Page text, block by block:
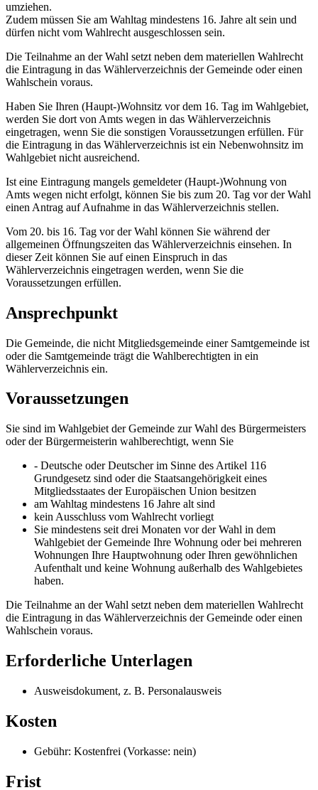
umziehen.
Zudem müssen Sie am Wahltag mindestens 16. Jahre alt sein und
dürfen nicht vom Wahlrecht ausgeschlossen sein.
Die Teilnahme an der Wahl setzt neben dem materiellen Wahlrecht
die Eintragung in das Wählerverzeichnis der Gemeinde oder einen
Wahlschein voraus.
Haben Sie Ihren (Haupt-)Wohnsitz vor dem 16. Tag im Wahlgebiet,
werden Sie dort von Amts wegen in das Wählerverzeichnis
eingetragen, wenn Sie die sonstigen Voraussetzungen erfüllen. Für
die Eintragung in das Wählerverzeichnis ist ein Nebenwohnsitz im
Wahlgebiet nicht ausreichend.
Ist eine Eintragung mangels gemeldeter (Haupt-)Wohnung von
Amts wegen nicht erfolgt, können Sie bis zum 20. Tag vor der Wahl
einen Antrag auf Aufnahme in das Wählerverzeichnis stellen.
Vom 20. bis 16. Tag vor der Wahl können Sie während der
allgemeinen Öffnungszeiten das Wählerverzeichnis einsehen. In
dieser Zeit können Sie auf einen Einspruch in das
Wählerverzeichnis eingetragen werden, wenn Sie die
Voraussetzungen erfüllen.
Ansprechpunkt
Die Gemeinde, die nicht Mitgliedsgemeinde einer Samtgemeinde ist
oder die Samtgemeinde trägt die Wahlberechtigten in ein
Wählerverzeichnis ein.
Voraussetzungen
Sie sind im Wahlgebiet der Gemeinde zur Wahl des Bürgermeisters
oder der Bürgermeisterin wahlberechtigt, wenn Sie
- Deutsche oder Deutscher im Sinne des Artikel 116
Grundgesetz sind oder die Staatsangehörigkeit eines
Mitgliedsstaates der Europäischen Union besitzen
am Wahltag mindestens 16 Jahre alt sind
kein Ausschluss vom Wahlrecht vorliegt
Sie mindestens seit drei Monaten vor der Wahl in dem
Wahlgebiet der Gemeinde Ihre Wohnung oder bei mehreren
Wohnungen Ihre Hauptwohnung oder Ihren gewöhnlichen
Aufenthalt und keine Wohnung außerhalb des Wahlgebietes
haben.
Die Teilnahme an der Wahl setzt neben dem materiellen Wahlrecht
die Eintragung in das Wählerverzeichnis der Gemeinde oder einen
Wahlschein voraus.
Erforderliche Unterlagen
Ausweisdokument, z. B. Personalausweis
Kosten
Gebühr: Kostenfrei (Vorkasse: nein)
Frist